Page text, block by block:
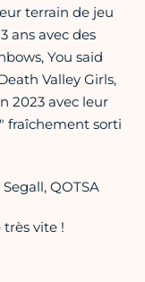
terrain de jeu
ans avec des
You said
Valley Girls,
2023 avec leur
fraîchement sorti
QOTSA
vite !